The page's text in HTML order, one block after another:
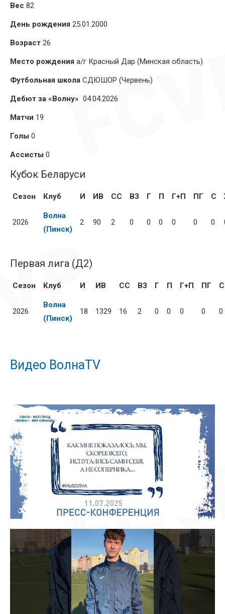
Вес 82
День рождения 25.01.2000
Возраст 26
Место рождения а/г Красный Дар (Минская область)
Футбольная школа СДЮШОР (Червень)
Дебют за «Волну» 04.04.2026
Матчи 19
Голы 0
Ассисты 0
Кубок Беларуси
Сезон Клуб И ИВ СС ВЗ Г П Г+П ПГ С
2026
Волна
(Пинск)
2 90 2 0 0 0 0 0 0
Первая лига (Д2)
Сезон Клуб И ИВ СС ВЗ Г П Г+П ПГ С
2026
Волна
(Пинск)
18 1329 16 2 0 0 0 0 0
Видео ВолнаTV